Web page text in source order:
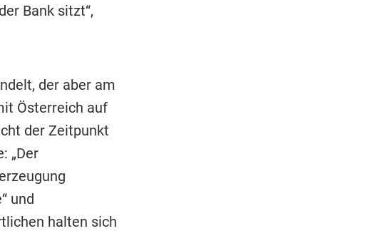
Bank sitzt“,
der aber am
Österreich auf
der Zeitpunkt
„Der
und
halten sich